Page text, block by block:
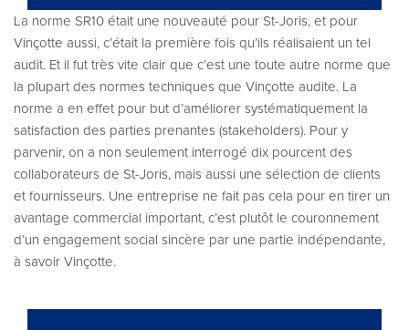
La norme SR10 était une nouveauté pour St-Joris, et pour
Vinçotte aussi, c’était la première fois qu’ils réalisaient un tel
audit. Et il fut très vite clair que c’est une toute autre norme que
la plupart des normes techniques que Vinçotte audite. La
norme a en effet pour but d’améliorer systématiquement la
satisfaction des parties prenantes (stakeholders). Pour y
parvenir, on a non seulement interrogé dix pourcent des
collaborateurs de St-Joris, mais aussi une sélection de clients
et fournisseurs. Une entreprise ne fait pas cela pour en tirer un
avantage commercial important, c’est plutôt le couronnement
d’un engagement social sincère par une partie indépendante,
à savoir Vinçotte.